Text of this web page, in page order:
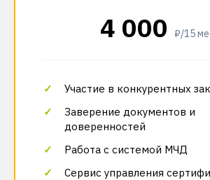
4 000 ₽/15
Участие в конкурентных
Заверение документов и
доверенностей
Работа с системой МЧД
Сервис управления